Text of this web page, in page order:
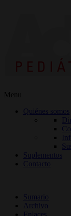
Menu
Quiénes somos
Suplementos
Contacto
Sumario
Archivo
Enlaces